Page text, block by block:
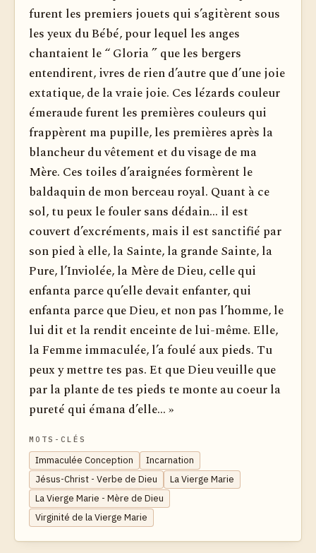
furent les premiers jouets qui s’agitèrent sous
les yeux du Bébé, pour lequel les anges
chantaient le “ Gloria ” que les bergers
entendirent, ivres de rien d’autre que d’une joie
extatique, de la vraie joie. Ces lézards couleur
émeraude furent les premières couleurs qui
frappèrent ma pupille, les premières après la
blancheur du vêtement et du visage de ma
Mère. Ces toiles d’araignées for­mèrent le
baldaquin de mon berceau royal. Quant à ce
sol, tu peux le fouler sans dédain... il est
couvert d’excréments, mais il est sanctifié par
son pied à elle, la Sainte, la grande Sainte, la
Pure, l’Inviolée, la Mère de Dieu, celle qui
enfanta parce qu’elle devait enfanter, qui
enfanta parce que Dieu, et non pas l’homme, le
lui dit et la rendit enceinte de lui-même. Elle,
la Femme immaculée, l’a foulé aux pieds. Tu
peux y mettre tes pas. Et que Dieu veuille que
par la plante de tes pieds te monte au coeur la
pureté qui émana d’elle... »
MOTS-CLÉS
Immaculée Conception
Incarnation
Jésus-Christ - Verbe de Dieu
La Vierge Marie
La Vierge Marie - Mère de Dieu
Virginité de la Vierge Marie